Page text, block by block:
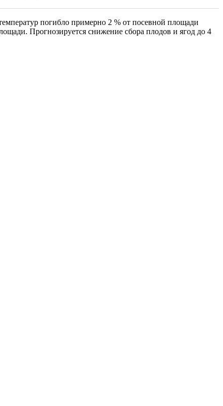
погибло примерно 2 % от посевной площади
Прогнозируется снижение сбора плодов и ягод до 4